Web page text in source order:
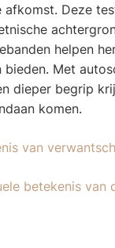
afkomst. Deze
helpen
bieden. Met
dieper begrip
komen.
van
betekenis van